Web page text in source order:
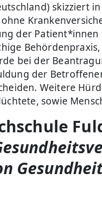
skizziert
der
bei der
der
Weitere
sowie